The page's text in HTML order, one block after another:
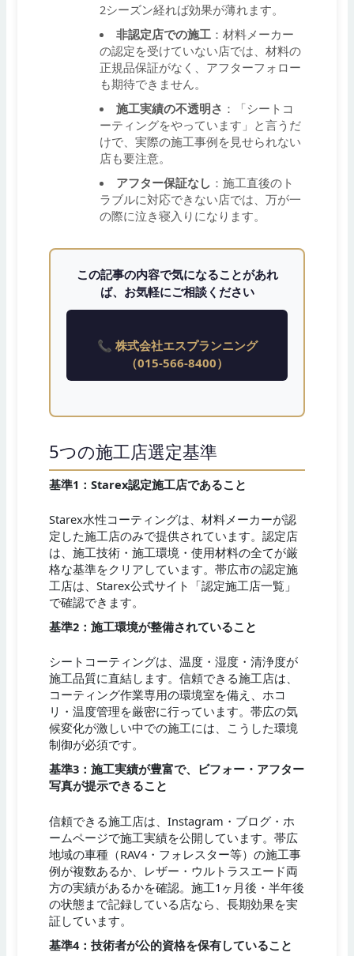
2シーズン経れば効果が薄れます。
非認定店での施工：材料メーカー
の認定を受けていない店では、材料の
正規品保証がなく、アフターフォロー
も期待できません。
施工実績の不透明さ ：「シートコ
ーティングをやっています」と言うだ
けで、実際の施工事例を見せられない
店も要注意。
アフター保証なし ：施工直後のト
ラブルに対応できない店では、万が一
の際に泣き寝入りになります。
この記事の内容で気になることがあれ
ば、お気軽にご相談ください
📞 株式会社エスプランニング
（015-566-8400）
5つの施工店選定基準
基準1：Starex認定施工店であること
Starex水性コーティングは、材料メーカーが認
定した施工店のみで提供されています。認定店
は、施工技術・施工環境・使用材料の全てが厳
格な基準をクリアしています。帯広市の認定施
工店は、Starex公式サイト「認定施工店一覧」
で確認できます。
基準2：施工環境が整備されていること
シートコーティングは、温度・湿度・清浄度が
施工品質に直結します。信頼できる施工店は、
コーティング作業専用の環境室を備え、ホコ
リ・温度管理を厳密に行っています。帯広の気
候変化が激しい中での施工には、こうした環境
制御が必須です。
基準3：施工実績が豊富で、ビフォー・アフター
写真が提示できること
信頼できる施工店は、Instagram・ブログ・ホ
ームページで施工実績を公開しています。帯広
地域の車種（RAV4・フォレスター等）の施工事
例が複数あるか、レザー・ウルトラスエード両
方の実績があるかを確認。施工1ヶ月後・半年後
の状態まで記録している店なら、長期効果を実
証しています。
基準4：技術者が公的資格を保有していること